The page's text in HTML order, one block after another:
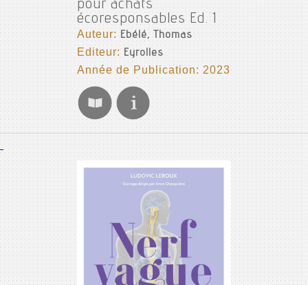
pour achats
écoresponsables Ed. 1
Auteur:Ebélé, Thomas
Editeur: Eyrolles
Année de Publication: 2023